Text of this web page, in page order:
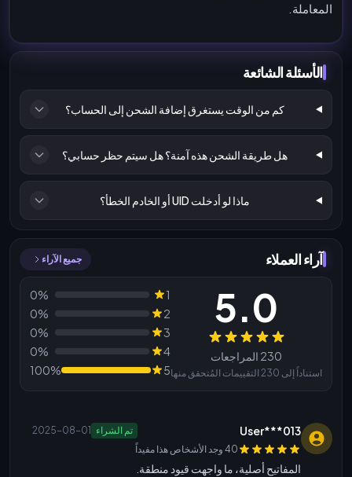
المعاملة.
الأسئلة الشائعة
كم من الوقت يستغرق إضافة الشحن إلى الحساب؟
هل طريقة الشحن هذه آمنة؟ هل سيتم حظر حسابي؟
ماذا لو أدخلت UID أو الخادم الخطأ؟
آراء العملاء جميع الآراء
المراجعات
5.0
230 المراجعات
استناداً إلى 230 التقييمات المُتحقق منها
1
0%
2
0%
3
0%
4
0%
5
100%
User***013 تم الشراء 2025-08-01
40 وجد الأشخاص هذا مفيداً
المفاتيح أصلية، ما واجهت قيود منطقة.